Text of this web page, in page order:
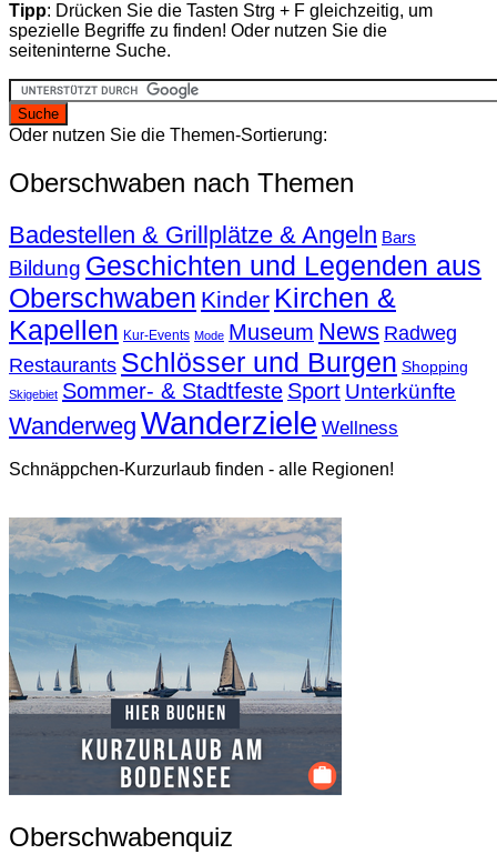
Tipp: Drücken Sie die Tasten Strg + F gleichzeitig, um
spezielle Begriffe zu finden! Oder nutzen Sie die
seiteninterne Suche.
Oder nutzen Sie die Themen-Sortierung:
Oberschwaben nach Themen
Badestellen & Grillplätze & Angeln Bars
Bildung Geschichten und Legenden aus
Oberschwaben Kinder Kirchen &
Kapellen Kur-Events Mode Museum News Radweg
Restaurants Schlösser und Burgen Shopping
Skigebiet Sommer- & Stadtfeste Sport Unterkünfte
Wanderweg Wanderziele Wellness
Schnäppchen-Kurzurlaub finden - alle Regionen!
Oberschwabenquiz